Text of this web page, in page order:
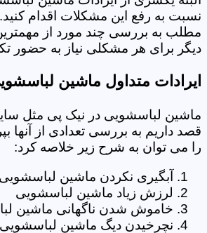
نسبت به رفع این مشکلات اقدام
مطلب به بررسی چند مورد از
دیگر برای هر مشکلی نیاز به حضور تکنسین در
ایرادات متداول ماشین
ماشین لباسشویی در نیک پی مثل
قصد داریم به بررسی تعدادی از آنها
را می توان به شرح زیر خلاصه کرد:
آبگیری نکردن ماشین لباسشویی
لرزش زیاد ماشین لباسشویی
خاموش شدن ناگهانی ماشین
نچرخیدن دیگ ماشین لباسشویی